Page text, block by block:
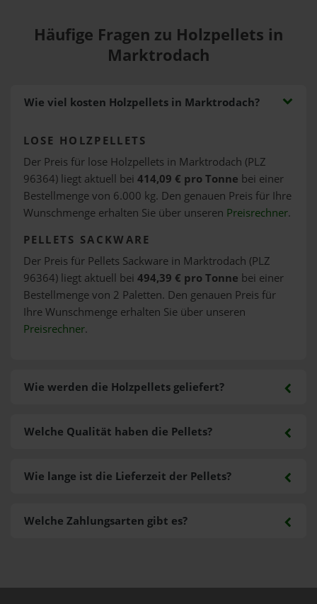
Häufige Fragen zu Holzpellets in
Marktrodach
Wie viel kosten Holzpellets in Marktrodach?
LOSE HOLZPELLETS
Der Preis für lose Holzpellets in Marktrodach (PLZ
96364) liegt aktuell bei 414,09 € pro Tonne bei einer
Bestellmenge von 6.000 kg. Den genauen Preis für Ihre
Wunschmenge erhalten Sie über unseren Preisrechner.
PELLETS SACKWARE
Der Preis für Pellets Sackware in Marktrodach (PLZ
96364) liegt aktuell bei 494,39 € pro Tonne bei einer
Bestellmenge von 2 Paletten. Den genauen Preis für
Ihre Wunschmenge erhalten Sie über unseren
Preisrechner.
Wie werden die Holzpellets geliefert?
Welche Zahlungsarten gibt es?
Welche Qualität haben die Pellets?
Wie lange ist die Lieferzeit der Pellets?